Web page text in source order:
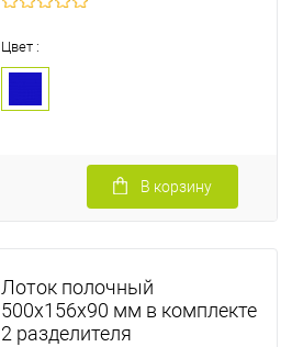
Цвет :
В корзину
Лоток полочный
500х156х90 мм в комплекте
2 разделителя